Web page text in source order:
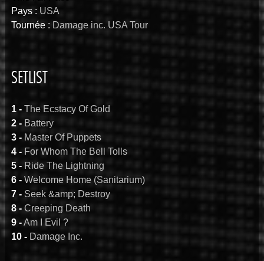
Pays : USA
Tournée : Damage inc. USA Tour
SETLIST
1 -The Ecstacy Of Gold
2 -Battery
3 -Master Of Puppets
4 -For Whom The Bell Tolls
5 -Ride The Lightning
6 -Welcome Home (Sanitarium)
7 -Seek &amp; Destroy
8 -Creeping Death
9 -Am I Evil ?
10 -Damage Inc.